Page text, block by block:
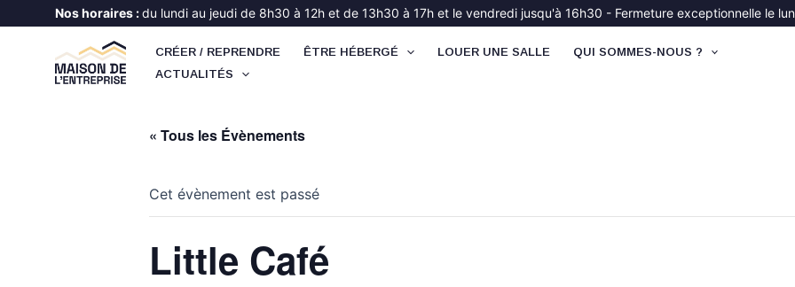
Nos horaires :du lundi au jeudi de 8h30 à 12h et de 13h30 à 17h et le vendredi jusqu'à 16h30 - Fermeture exceptionnelle le
CRÉER / REPRENDRE ÊTRE HÉBERGÉ LOUER UNE SALLE
QUI SOMMES-NOUS ?
ACTUALITÉS
« Tous les Évènements
Cet évènement est passé
Little Café